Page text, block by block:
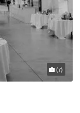
(7)